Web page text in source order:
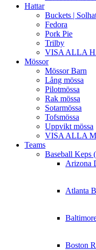
Hattar
Buckets |
Fedora
Pork Pie
Trilby
VISA ALLA
Mössor
Mössor Barn
Lång mössa
Pilotmössa
Rak mössa
Sotarmössa
Tofsmössa
Uppvikt mössa
VISA ALLA
Teams
Baseball Keps
Arizona
Atlanta
Boston